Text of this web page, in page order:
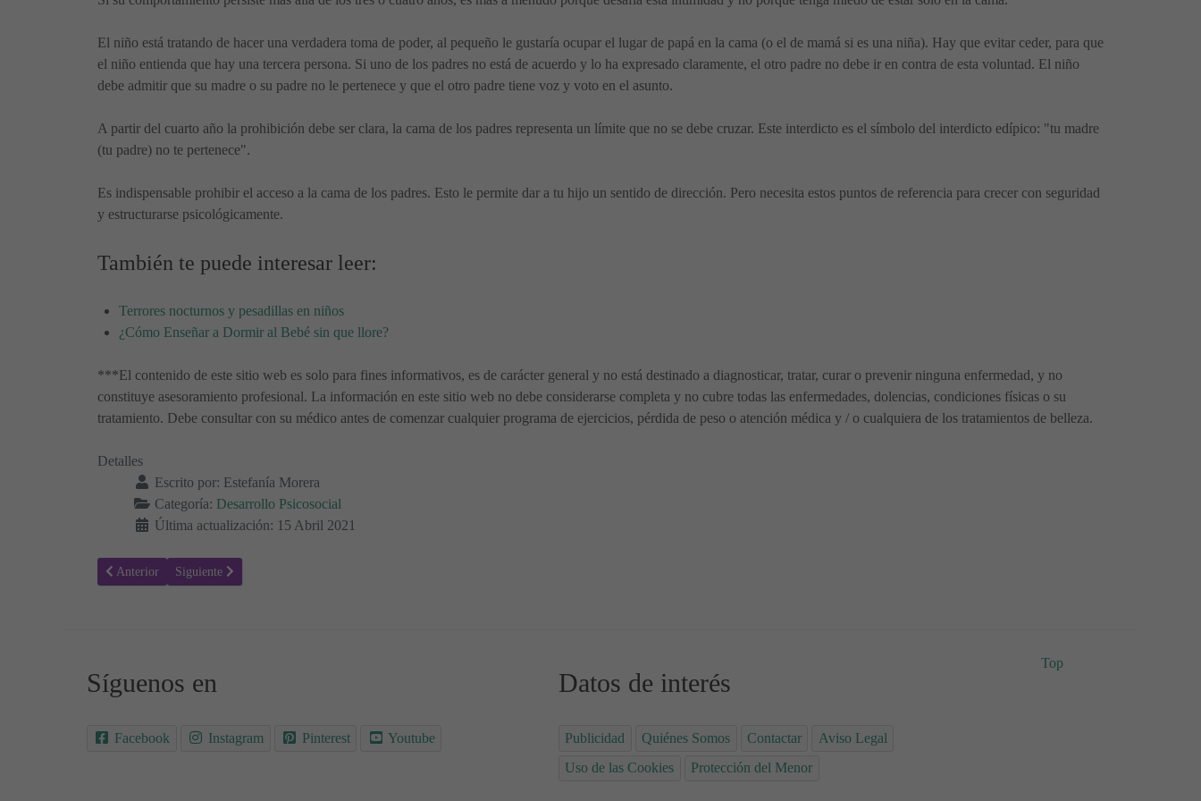
El niño está tratando de hacer una verdadera toma de poder, al pequeño le gustaría ocupar el lugar de papá en la cama (o el de mamá si es una niña). Hay que evitar ceder, para que
el niño entienda que hay una tercera persona. Si uno de los padres no está de acuerdo y lo ha expresado claramente, el otro padre no debe ir en contra de esta voluntad. El niño
debe admitir que su madre o su padre no le pertenece y que el otro padre tiene voz y voto en el asunto.
A partir del cuarto año la prohibición debe ser clara, la cama de los padres representa un límite que no se debe cruzar. Este interdicto es el símbolo del interdicto edípico: "tu madre
(tu padre) no te pertenece".
Es indispensable prohibir el acceso a la cama de los padres. Esto le permite dar a tu hijo un sentido de dirección. Pero necesita estos puntos de referencia para crecer con seguridad
y estructurarse psicológicamente.
También te puede interesar leer:
Terrores nocturnos y pesadillas en niños
¿Cómo Enseñar a Dormir al Bebé sin que llore?
***El contenido de este sitio web es solo para fines informativos, es de carácter general y no está destinado a diagnosticar, tratar, curar o prevenir ninguna enfermedad, y no
constituye asesoramiento profesional. La información en este sitio web no debe considerarse completa y no cubre todas las enfermedades, dolencias, condiciones físicas o su
tratamiento. Debe consultar con su médico antes de comenzar cualquier programa de ejercicios, pérdida de peso o atención médica y / o cualquiera de los tratamientos de belleza.
Detalles
Escrito por: Estefanía Morera
Categoría: Desarrollo Psicosocial
Última actualización: 15 Abril 2021
Artículo anterior: ¿Debemos recompensar a los niños siempre?
Anterior Artículo siguiente: ¿A qué edad puedo dejar a mi hijo solo en casa?
Siguiente
Síguenos en
Facebook Instagram Pinterest Youtube
Datos de interés
Publicidad Quiénes Somos Contactar
Aviso Legal
Uso de las Cookies
Protección del Menor
Top